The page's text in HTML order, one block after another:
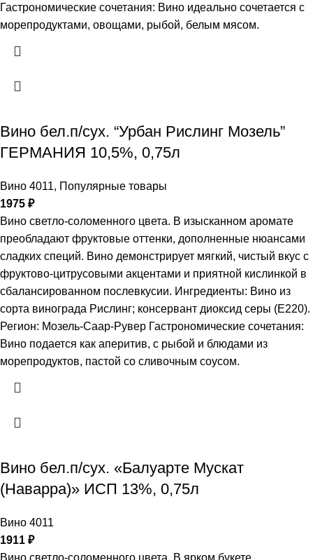
Гастрономические сочетания: Вино идеально сочетается с
морепродуктами, овощами, рыбой, белым мясом.
Вино бел.п/сух. “Урбан Рислинг Мозель”
ГЕРМАНИЯ 10,5%, 0,75л
Вино 4011, Популярные товары
1975 ₽
Вино светло-соломенного цвета. В изысканном аромате
преобладают фруктовые оттенки, дополненные нюансами
сладких специй. Вино демонстрирует мягкий, чистый вкус с
фруктово-цитрусовыми акцентами и приятной кислинкой в
сбалансированном послевкусии. Ингредиенты: Вино из
сорта винограда Рислинг; консервант диоксид серы (Е220).
Регион: Мозель-Саар-Рувер Гастрономические сочетания:
Вино подается как аперитив, с рыбой и блюдами из
морепродуктов, пастой со сливочным соусом.
Вино бел.п/сух. «Балуарте Мускат
(Наварра)» ИСП 13%, 0,75л
Вино 4011
1911 ₽